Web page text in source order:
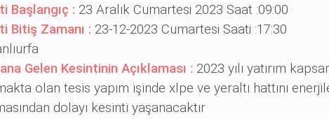
Başlangıç : 23 Aralık Cumartesi 2023 Saat :09:00
Bitiş Zamanı : 23-12-2023 Cumartesi Saati :17:30
Gelen Kesintinin Açıklaması : 2023 yılı yatırım
olan tesi̇s yapım i̇şi̇nde xlpe ve yeraltı hattını
dolayı kesi̇nti̇ yaşanacaktır